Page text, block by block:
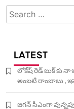
Search
for:
LATEST
లోకేష్ రెడ్ బుక్ కు
అంబటి రాంబాబు ,
జగన్ సీఎంగా